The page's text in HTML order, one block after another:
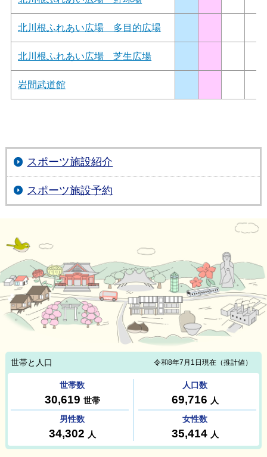
北川根ふれあい広場 多目的広場
北川根ふれあい広場 芝生広場
岩間武道館
スポーツ施設紹介
スポーツ施設予約